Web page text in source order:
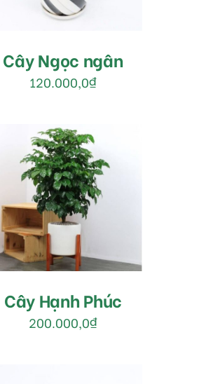
Cây Ngọc ngân
120.000,0₫
MUA HÀNG
/
DETAILS
Cây Hạnh Phúc
200.000,0₫